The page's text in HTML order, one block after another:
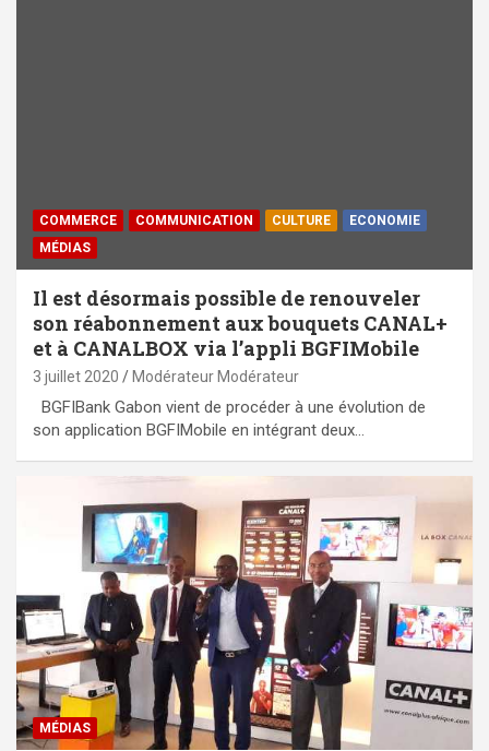
COMMERCE COMMUNICATION CULTURE
ECONOMIE
MÉDIAS
Il est désormais possible de renouveler
son réabonnement aux bouquets CANAL+
et à CANALBOX via l’appli BGFIMobile
3 juillet 2020 Modérateur Modérateur
BGFIBank Gabon vient de procéder à une évolution de
son application BGFIMobile en intégrant deux…
MÉDIAS